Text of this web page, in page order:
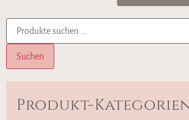
Suchen
Produkt-